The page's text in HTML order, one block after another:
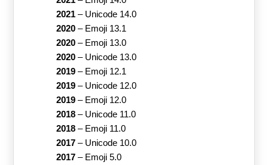
😀 Visages & Émotions
👍
🐶 Animaux & Nature
🎂 Nourriture & Boissons
⚽ Activités
✈
🎁 Objets
♻ Symboles
🏁 Drapeaux